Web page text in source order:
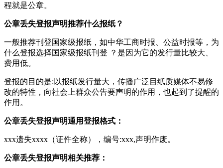
程就是公章。
公章丢失登报声明推荐什么报纸？
一般推荐刊登国家级报纸，如中华工商时报、公益时报等，为
什么登报选择国家级报纸刊登 ？是因为它的发行量比较大、
费用低。
登报的目的是:以报纸发行量大，传播广泛目纸质媒体不易修
改的特性，向社会上群众公告要声明的作用，也起到了提醒的
作用。
公章丢失登报声明通用登报格式：
xxx遗失xxxx（证件全称），编号:xxx,声明作废。
公章丢失登报声明相关推荐：